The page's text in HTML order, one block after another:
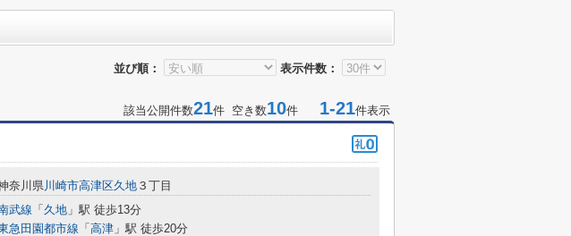
並び順： 表示件数：
該当公開件数21件 空き数10件 1-21件表示
奈川県川崎市高津区久地 ３丁目
武線 「 久地 」駅 徒歩13分
急田園都市線 「 高津 」駅 徒歩20分